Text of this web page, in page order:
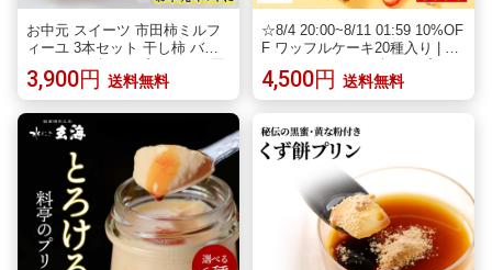
お中元 スイーツ 市田柿ミルフ
ィーユ 3本セット 干し柿 バタ
産 人気 送料無料 | カルピスバ
ター 食べ物 ワインのおつまみ
洋菓子 和菓子 無塩 砂糖不使用
ドライフルーツ お取り寄せ 贈
り物 贈答 内祝 彦摩呂さんも絶
賛 2026 御中元
3,900円 送料無料
☆8/4 20:00~8/11 01:59 10%OF
F ワッフルケーキ20種入り | ワ
ント お中元 お中元のギフト 御
中元 送料無料 おしゃれ お菓子
オシャレスイーツギフト 焼き菓
子 手土産 誕生日プレゼント ス
イーツ焼き菓子 5000円
4,500円 送料無料